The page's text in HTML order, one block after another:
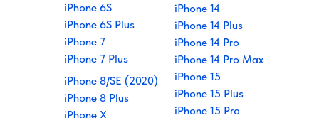
iPhone 6S
iPhone 6S Plus
iPhone 7
iPhone 7 Plus
iPhone 8/SE (2020)
iPhone 8 Plus
iPhone X
iPhone 14
iPhone 14 Plus
iPhone 14 Pro
iPhone 14 Pro Max
iPhone 15
iPhone 15 Plus
iPhone 15 Pro